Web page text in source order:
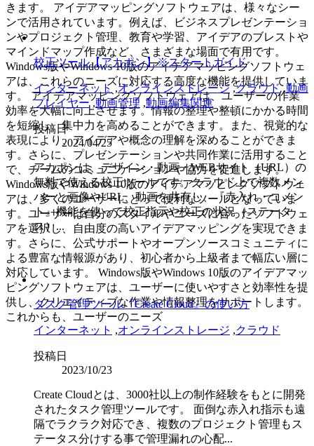
きます。 アイデアマッピングソフトウェアは、様々なシー
ンで活用されています。例えば、ビジネスプレゼンテーショ
ンやプロジェクト管理、教育や学習、アイデアのブレストや
マインドマップ作成など、さまざまな場面で有用です。
Windows版やWindows 10版のアイデアマッピングソフトウェ
アは、これらのニーズに対応する高度な機能を提供していま
す。 アイデアマッピングソフトウェアは、ユーザーの作業
効率を大幅に向上させます。情報の整理や整頓にかかる時間
を短縮し、集中力を高めることができます。また、視覚的な
表現により、アイデアや概念の理解を深めることができま
す。さらに、プレゼンテーションや共同作業に活用すること
で、チームのコミュニケーションや協力を促進します。
Windows版やWindows 10版のアイデアマッピングソフトウェ
アは、多くのユーザーにとって便利なツールとなっていま
す。ユーザーは自分のスタイルやニーズに合ったソフトウェ
アを選択し、自由度の高いアイデアマッピングを実現できま
す。さらに、公式サポートやオープンソースコミュニティに
よる豊富な情報源があり、初心者から上級者まで幅広い層に
対応しています。 Windows版やWindows 10版のアイデアマッ
ピングソフトウェアは、ユーザーに使いやすさと効率性を提
供し、クリエイティブな作業や情報整理をサポートします。
これからも、ユーザーのニーズ
校正ツール【アカポン】※スタートガイド
インターネット ,オンラインストレージ ,クラウド,動画
プレイヤー,動画管理 ,動画編集関連
投稿日
2024/04/25
アカポンは、デザイン・動画・WEBサイト（URL）の
無料で使える校正ツールです。クラウド上で複数メン
バーと画像やURL、動画を共有し、『赤入れ・コメン
ト』機能を使って校正指示や校正の状況（ステータ
ス）...
タスク管理ツール『Create Cloud』の使い方
インターネット ,オンラインストレージ ,クラウド
投稿日
2023/10/23
Create Cloudとは、3000社以上の制作経験をもとに開発
されたタスク管理ツールです。 面倒な赤入れ指示も遠
隔でラクラク対応でき、複数のプロジェクト管理もス
テータス分けする事で管理漏れの心配...